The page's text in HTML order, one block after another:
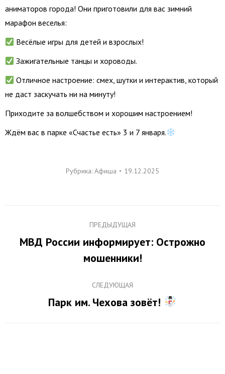
аниматоров города! Они приготовили для вас зимний
марафон веселья:
Весёлые игры для детей и взрослых!
Зажигательные танцы и хороводы.
Отличное настроение: смех, шутки и интерактив, который
не даст заскучать ни на минуту!
Приходите за волшебством и хорошим настроением!
Ждём вас в парке «Счастье есть» 3 и 7 января.
Рубрика: Афиша 19.12.2025
по
ПРЕДЫДУЩАЯ
Предыдущая
запись:
МВД России информирует: Острожно
мошенники!
СЛЕДУЮЩАЯ
Следующая
Парк им. Чехова зовёт!